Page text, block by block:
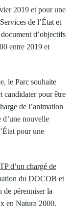
2019 et pour une
de l’État et
d’objectifs
entre 2019 et
le Parc souhaite
candidater pour être
de l’animation
nouvelle
pour une
d’un chargé de
du DOCOB et
pérenniser la
en Natura 2000.